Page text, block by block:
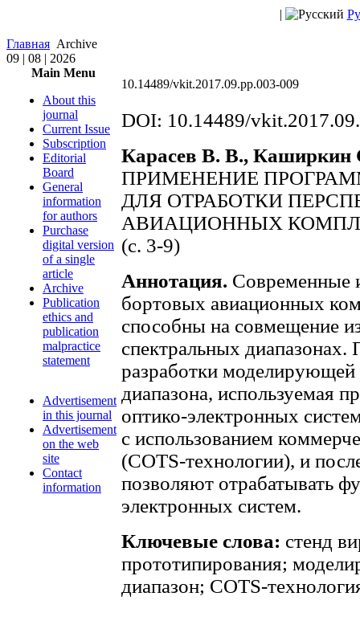
|
Главная Archive
09 | 08 | 2026
Main Menu
About this
journal
Current Issue
Subscription
Editorial
Board
General
information
for authors
Purchase
digital version
of a single
article
Archive
Publication
ethics and
publication
malpractice
statement
Advertisement
in this journal
Advertisement
on the web
site
Contact
information
10.14489/vkit.2017.09.pp.003-009
DOI: 10.14489/
Карасев В. В., Каширкин
ПРИМЕНЕНИЕ
ДЛЯ ОТРАБОТКИ
АВИАЦИОННЫХ
(c. 3-9)
Аннотация. Современные
бортовых авиационных
способны на совмещение
спектральных диапазонах.
разработки моделирующей
диапазона, используемая
оптико-электронных
с использованием
(СОТS-технологии), и
позволяют отрабатывать
электронных систем.
Ключевые слова: стенд
прототипирования;
диапазон; COTS-